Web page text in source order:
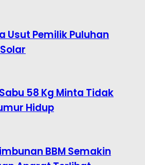
Usut Pemilik Puluhan
58 Kg Minta Tidak
Hidup
BBM Semakin